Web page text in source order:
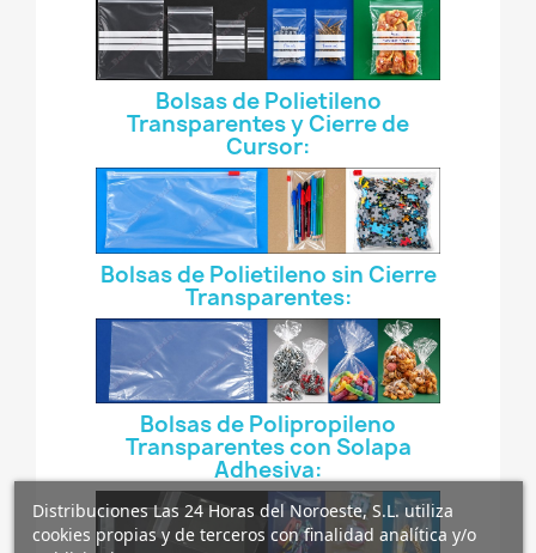
Bolsas de Polietileno
Transparentes y Cierre de
Cursor:
Bolsas de Polietileno sin Cierre
Transparentes:
Bolsas de Polipropileno
Transparentes con Solapa
Adhesiva:
Distribuciones Las 24 Horas del Noroeste, S.L. utiliza
cookies propias y de terceros con finalidad analítica y/o